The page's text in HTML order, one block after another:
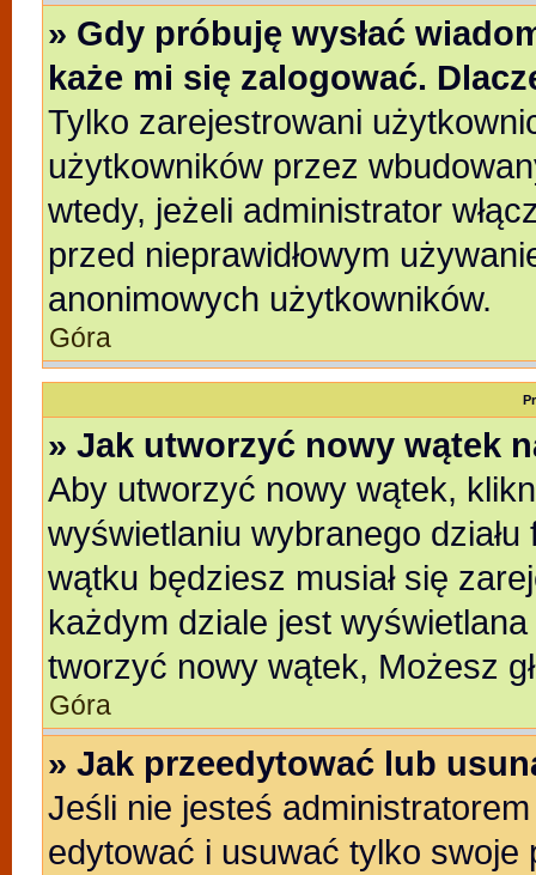
» Gdy próbuję wysłać
każe mi się zalogować.
Tylko zarejestrowani
użytkowników przez
wtedy, jeżeli administrator
przed nieprawidłowym
anonimowych użytkowników.
Góra
» Jak utworzyć nowy wątek
Aby utworzyć nowy wątek,
wyświetlaniu wybranego
wątku będziesz musiał się
każdym dziale jest
tworzyć nowy wątek, Możesz
Góra
» Jak przeedytować lub
Jeśli nie jesteś
edytować i usuwać tylko swoje